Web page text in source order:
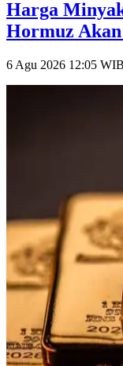
Harga
Hormuz
6 Agu 2026 12:05 WIB